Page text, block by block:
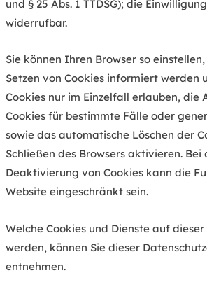
und § 25 Abs. 1 TTDSG); die
widerrufbar.
Sie können Ihren Browser so
Setzen von Cookies informiert werden
Cookies nur im Einzelfall erlauben, die
Cookies für bestimmte Fälle oder
sowie das automatische Löschen der
Schließen des Browsers aktivieren. Bei
Deaktivierung von Cookies kann die
Website eingeschränkt sein.
Welche Cookies und Dienste auf
werden, können Sie dieser
entnehmen.